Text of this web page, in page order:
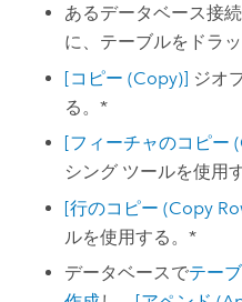
あるデータベース接
に、テーブルをドラッ
[コピー (Copy)] ジオ
る。*
[フィーチャのコピー
シング ツールを使用
[行のコピー (Copy
ルを使用する。*
データベースでテー